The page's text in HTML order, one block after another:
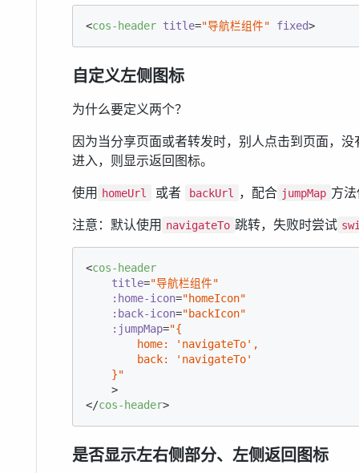
<cos-header title="导航栏组件" fixed>
自定义左侧图标
为什么要定义两个？
因为当分享页面或者转发时，别人点击到页面，
进入，则显示返回图标。
使用 homeUrl 或者 backUrl ，配合 jumpMap 方
注意：默认使用 navigateTo 跳转，失败时尝试
<cos-header
title="导航栏组件"
:home-icon="homeIcon"
:back-icon="backIcon"
:jumpMap="{
        home: 'navigateTo',
        back: 'navigateTo'
    }"
    >
</cos-header>
是否显示左右侧部分、左侧返回图标